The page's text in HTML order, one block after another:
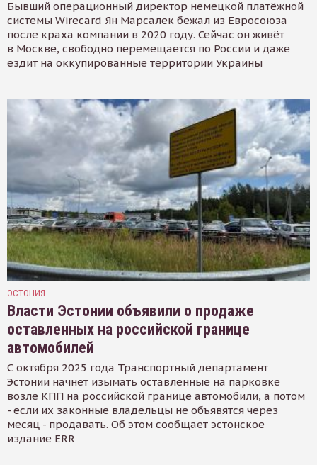
Бывший операционный директор немецкой платёжной
системы Wirecard Ян Марсалек бежал из Евросоюза
после краха компании в 2020 году. Сейчас он живёт
в Москве, свободно перемещается по России и даже
ездит на оккупированные территории Украины
ЭСТОНИЯ
Власти Эстонии объявили о продаже
оставленных на российской границе
автомобилей
С октября 2025 года Транспортный департамент
Эстонии начнет изымать оставленные на парковке
возле КПП на российской границе автомобили, а потом
- если их законные владельцы не объявятся через
месяц - продавать. Об этом сообщает эстонское
издание ERR